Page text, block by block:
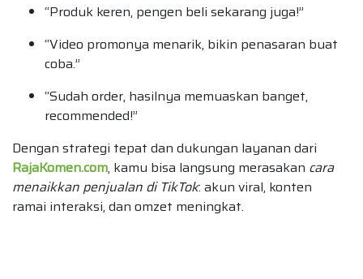
“Produk keren, pengen beli sekarang juga!”
“Video promonya menarik, bikin penasaran buat
coba.”
“Sudah order, hasilnya memuaskan banget,
recommended!”
Dengan strategi tepat dan dukungan layanan dari
RajaKomen.com, kamu bisa langsung merasakan cara
menaikkan penjualan di TikTok: akun viral, konten
ramai interaksi, dan omzet meningkat.